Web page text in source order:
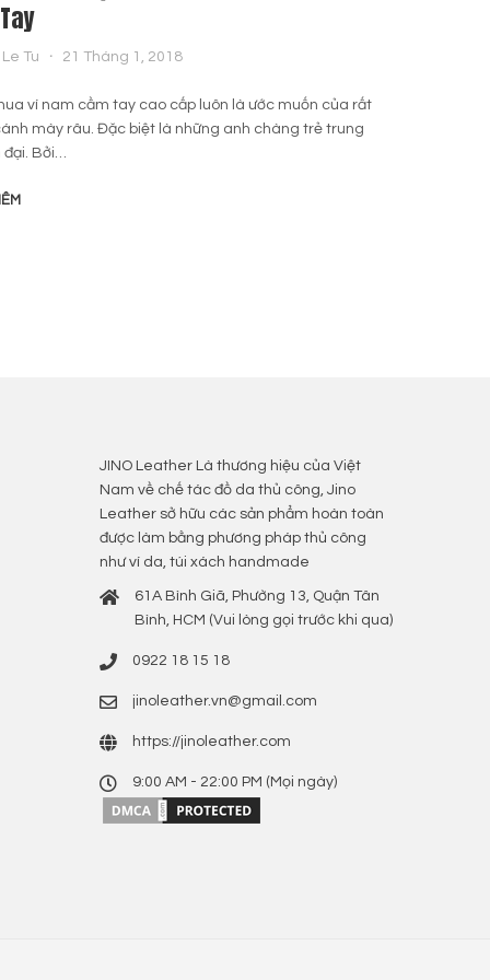
Le Tu 21 Tháng 1, 2018
ví nam cầm tay cao cấp luôn là ước muốn của rất
mày râu. Đặc biệt là những anh chàng trẻ trung
đại. Bởi…
JINO Leather Là thương hiệu của Việt
Nam về chế tác đồ da thủ công, Jino
Leather sở hữu các sản phẩm hoàn toàn
được làm bằng phương pháp thủ công
như ví da, túi xách handmade
61A Bình Giã, Phường 13, Quận Tân
Bình, HCM (Vui lòng gọi trước khi qua)
0922 18 15 18
jinoleather.vn@gmail.com
https://jinoleather.com
9:00 AM - 22:00 PM (Mọi ngày)